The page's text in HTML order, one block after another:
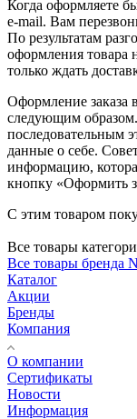
Когда оформляете
e-mail. Вам
По результатам
оформления товара
только ждать
Оформление заказа
следующим
последовательным
данные о себе.
информацию,
кнопку «Оформить
С этим товаром
Все товары
Все товары бренда
Каталог
Акции
Бренды
Компания
О компании
Сертификаты
Новости
Информация